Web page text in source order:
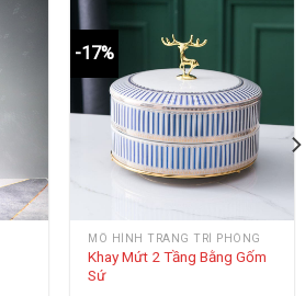
-17%
MÔ HÌNH TRANG TRÍ PHÒNG
Khay Mứt 2 Tầng Bằng Gốm
Sứ